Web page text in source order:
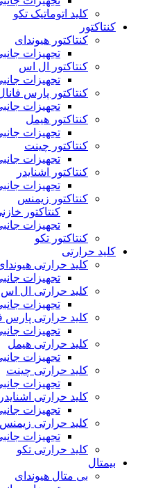
کلید اتوماتیک تکو
کنتاکتور
کنتاکتور هیوندای
تجهیزات
کنتاکتور ال اس
تجهیزات
کنتاکتور پارس
تجهیزات
کنتاکتور هیمل
تجهیزات
کنتاکتور چینت
تجهیزات
کنتاکتور اشنایدر
تجهیزات
کنتاکتور زیمنس
کنتاکتور
تجهیزات
کنتاکتور تکو
کلید حرارتی
کلید حرارتی
تجهیزات
کلید حرارتی ال اس
تجهیزات
کلید حرارتی پارس
تجهیزات
کلید حرارتی هیمل
تجهیزات
کلید حرارتی چینت
تجهیزات
کلید حرارتی اشنایدر
تجهیزات
کلید حرارتی زیمنس
تجهیزات
کلید حرارتی تکو
بیمتال
بی متال هیوندای